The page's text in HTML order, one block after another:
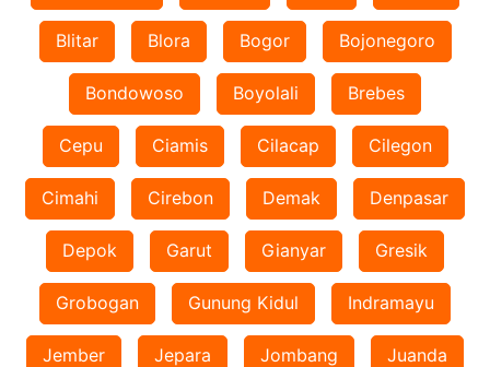
Blitar Blora Bogor Bojonegoro
Bondowoso Boyolali Brebes
Cepu Ciamis Cilacap Cilegon
Cimahi Cirebon Demak Denpasar
Depok Garut Gianyar Gresik
Grobogan Gunung Kidul Indramayu
Jember Jepara Jombang Juanda